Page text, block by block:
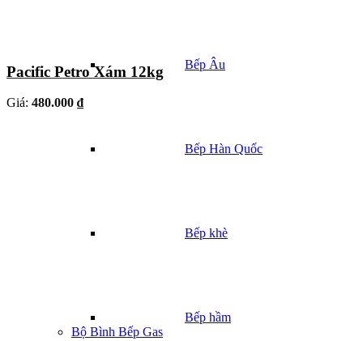
Bếp Âu
Bếp Hàn Quốc
Bếp khè
Bếp hầm
Bộ Bình Bếp Gas
Pacific Petro Xám 12kg
Giá: 480.000 ₫